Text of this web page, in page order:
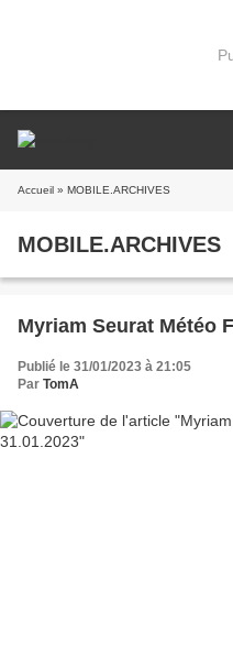
Accueil » MOBILE.ARCHIVES
MOBILE.ARCHIVES
Myriam Seurat Météo
Publié le 31/01/2023 à 21:05
Par TomA